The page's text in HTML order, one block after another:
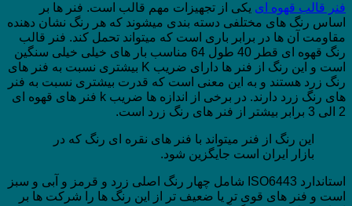
فنر قالب قهوه ای یکی از تجهیزات مهم قالب است. فنر ها بر
اساس رنگ های مختلفی دسته بندی میشوند که هر رنگ نشان دهنده
مقاومت آن ها در برابر باری است که میتواند تحمل کند. فنر قالب
رنگ قهوه ای قطر 40 طول 64 مناسب بار های خیلی خیلی سنگین
است و این رنگ از فنر ها دارای ضریب K بیشتری نسبت به فنر های
رنگ زرد هستند و به این معنی است که قدرت بیشتری نسبت به فنر
های رنگ زرد دارند. در برخی از اندازه ها ضریب k فنر های قهوه ای
2 الی 3 برابر بیشتر از فنر های رنگ زرد است.
این رنگ از فنر میتواند با فنر های نقره ای رنگ که در
بازار ایران است جایگزین شود.
استاندارد ISO6443 شامل چهار رنگ اصلی زرد و قرمز و آبی و سبز
است و فنر های قوی تر یا ضعیف تر از این رنگ ها را شرکت ها بر